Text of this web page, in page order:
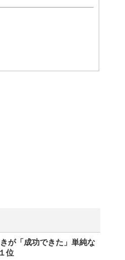
が「成功できた」単純な
位